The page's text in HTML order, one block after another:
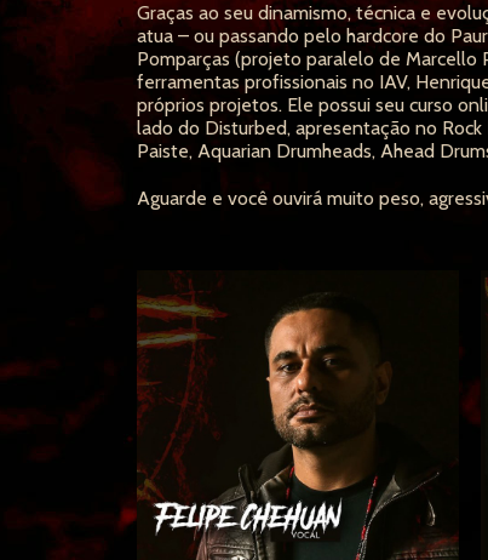
Graças ao seu dinamismo, técnica e
atua – ou passando pelo hardcore do
Pomparças (projeto paralelo de Marcello
ferramentas profissionais no IAV,
próprios projetos. Ele possui seu curso
lado do Disturbed, apresentação no
Paiste, Aquarian Drumheads, Ahead
Aguarde e você ouvirá muito peso,